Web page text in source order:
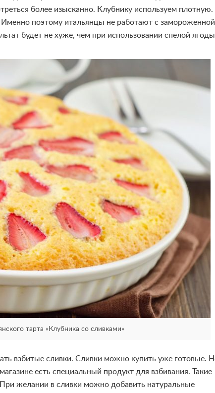
более изысканно. Клубнику используем плотную.
Именно поэтому итальянцы не работают с замороженной
будет не хуже, чем при использовании спелой
тарта «Клубника со сливками»
взбитые сливки. Сливки можно купить уже готовые.
есть специальный продукт для взбивания. Такие
желании в сливки можно добавить натуральные